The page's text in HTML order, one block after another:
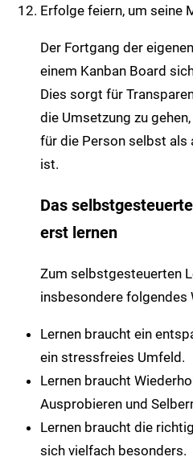
Erfolge feiern, um seine
Der Fortgang der
einem Kanban Board
Dies sorgt für
die Umsetzung zu
für die Person selbst als
ist.
Das
erst lernen
Zum selbstgesteuerten
insbesondere folgendes
Lernen braucht ein
ein stressfreies Umfeld.
Lernen braucht
Ausprobieren und
Lernen braucht die
sich vielfach besonders.